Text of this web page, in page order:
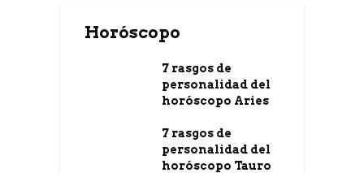
Horóscopo
7 rasgos de
personalidad del
horóscopo Aries
7 rasgos de
personalidad del
horóscopo Tauro